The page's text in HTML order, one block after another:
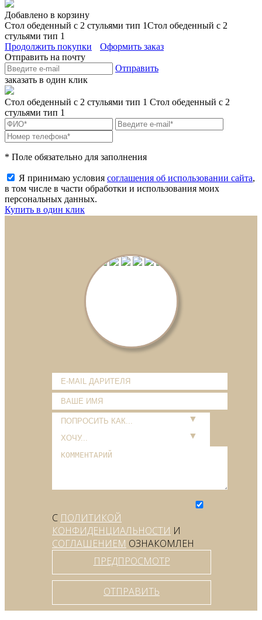
Добавлено в корзину
Стол обеденный с 2 стульями тип 1Стол обеденный с 2
стульями тип 1
Продолжить покупки
Оформить заказ
Отправить на почту
Отправить
заказать в один клик
Стол обеденный с 2 стульями тип 1 Стол обеденный с 2
стульями тип 1
* Поле обязательно для заполнения
Я принимаю условия соглашения об использовании сайта,
в том числе в части обработки и использования моих
персональных данных.
Купить в один клик
С ПОЛИТИКОЙ
КОНФИДЕНЦИАЛЬНОСТИ И
СОГЛАШЕНИЕМ ОЗНАКОМЛЕН
ПРЕДПРОСМОТР
ОТПРАВИТЬ